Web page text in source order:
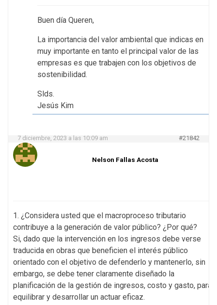
Buen día Queren,
La importancia del valor ambiental que indicas en
muy importante en tanto el principal valor de las
empresas es que trabajen con los objetivos de
sostenibilidad.
Slds.
Jesús Kim
7 diciembre, 2023 a las 10:09 am #21842
Nelson Fallas Acosta
1. ¿Considera usted que el macroproceso tributario
contribuye a la generación de valor público? ¿Por qué?
Si, dado que la intervención en los ingresos debe verse
traducida en obras que beneficien el interés público
orientado con el objetivo de defenderlo y mantenerlo, sin
embargo, se debe tener claramente diseñado la
planificación de la gestión de ingresos, costo y gasto, para
equilibrar y desarrollar un actuar eficaz.